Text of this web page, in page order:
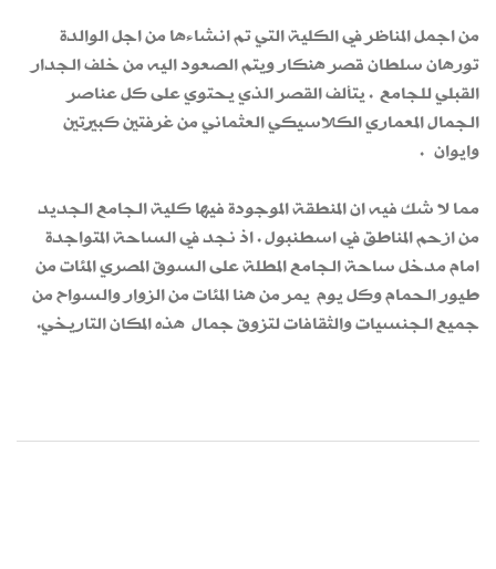
من اجمل المناظر في الكلية التي تم انشاءها من اجل الوالدة
تورهان سلطان قصر هنكار ويتم الصعود اليه من خلف الجدار
القبلي للجامع . يتألف القصر الذي يحتوي على كل عناصر
الجمال المعماري الكلاسيكي العثماني من غرفتين كبيرتين
وايوان .
مما لا شك فيه ان المنطقة الموجودة فيها كلية الجامع الجديد
من ازحم المناطق في اسطنبول . اذ نجد في الساحة المتواجدة
امام مدخل ساحة الجامع المطلة على السوق المصري المئات من
طيور الحمام وكل يوم يمر من هنا المئات من الزوار والسواح من
جميع الجنسيات والثقافات لتزوق جمال هذه المكان التاريخي.